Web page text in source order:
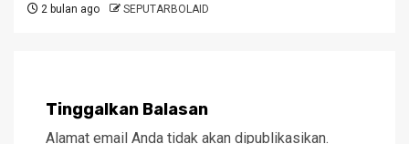
2 bulan ago SEPUTARBOLAID
Tinggalkan Balasan
Alamat email Anda tidak akan dipublikasikan.